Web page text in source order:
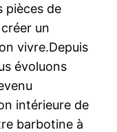
pièces de
un
vivre.Depuis
évoluons
intérieure de
barbotine à